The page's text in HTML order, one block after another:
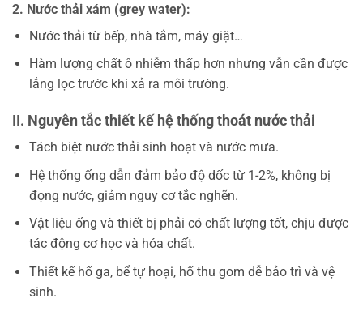
2. Nước thải xám (grey water):
Nước thải từ bếp, nhà tắm, máy giặt…
Hàm lượng chất ô nhiễm thấp hơn nhưng vẫn cần được
lắng lọc trước khi xả ra môi trường.
II. Nguyên tắc thiết kế hệ thống thoát nước thải
Tách biệt nước thải sinh hoạt và nước mưa.
Hệ thống ống dẫn đảm bảo độ dốc từ 1-2%, không bị
đọng nước, giảm nguy cơ tắc nghẽn.
Vật liệu ống và thiết bị phải có chất lượng tốt, chịu được
tác động cơ học và hóa chất.
Thiết kế hố ga, bể tự hoại, hố thu gom dễ bảo trì và vệ
sinh.